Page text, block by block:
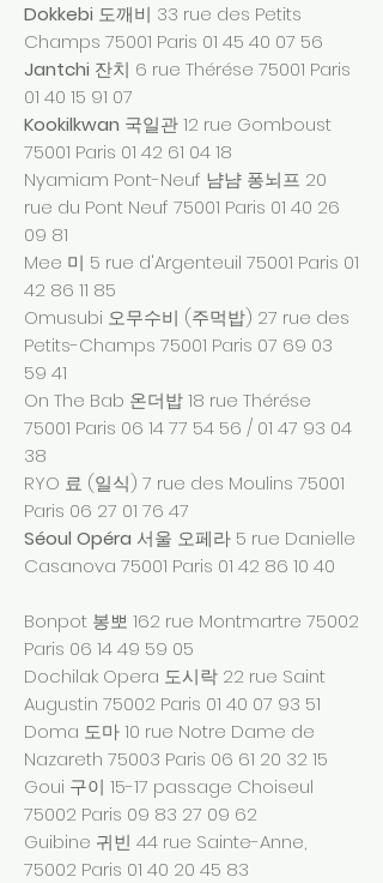
Dokkebi 도깨비 33 rue des Petits
Champs 75001 Paris 01 45 40 07 56
Jantchi 잔치 6 rue Thérése 75001 Paris
01 40 15 91 07
Kookilkwan 국일관 12 rue Gomboust
75001 Paris 01 42 61 04 18
Nyamiam Pont-Neuf 냠냠 퐁뇌프 20
rue du Pont Neuf 75001 Paris 01 40 26
09 81
Mee 미 5 rue d'Argenteuil 75001 Paris 01
42 86 11 85
Omusubi 오무수비 (주먹밥) 27 rue des
Petits-Champs 75001 Paris 07 69 03
59 41
On The Bab 온더밥 18 rue Thérése
75001 Paris 06 14 77 54 56 / 01 47 93 04
38
RYO 료 (일식) 7 rue des Moulins 75001
Paris 06 27 01 76 47
Séoul Opéra 서울 오페라 5 rue Danielle
Casanova 75001 Paris 01 42 86 10 40
Bonpot 봉뽀 162 rue Montmartre 75002
Paris 06 14 49 59 05
Dochilak Opera 도시락 22 rue Saint
Augustin 75002 Paris 01 40 07 93 51
Doma 도마 10 rue Notre Dame de
Nazareth 75003 Paris 06 61 20 32 15
Goui 구이 15-17 passage Choiseul
75002 Paris 09 83 27 09 62
Guibine 귀빈 44 rue Sainte-Anne,
75002 Paris 01 40 20 45 83